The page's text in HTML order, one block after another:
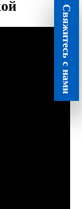
Свяжитесь с нами